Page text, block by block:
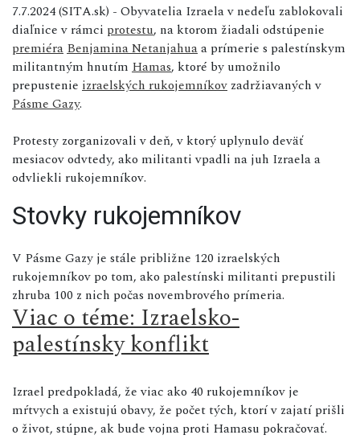
7.7.2024 (SITA.sk) - Obyvatelia Izraela v nedeľu zablokovali
diaľnice v rámci protestu, na ktorom žiadali odstúpenie
premiéra Benjamina Netanjahuaa prímerie s palestínskym
militantným hnutím Hamas, ktoré by umožnilo
prepustenie izraelských rukojemníkov zadržiavaných v
Pásme Gazy.
Protesty zorganizovali v deň, v ktorý uplynulo deväť
mesiacov odvtedy, ako militanti vpadli na juh Izraela a
odvliekli rukojemníkov.
Stovky rukojemníkov
V Pásme Gazy je stále približne 120 izraelských
rukojemníkov po tom, ako palestínski militanti prepustili
zhruba 100 z nich počas novembrového prímeria.
Viac o téme: Izraelsko-
palestínsky konflikt
Izrael predpokladá, že viac ako 40 rukojemníkov je
mŕtvych a existujú obavy, že počet tých, ktorí v zajatí prišli
o život, stúpne, ak bude vojna proti Hamasu pokračovať.